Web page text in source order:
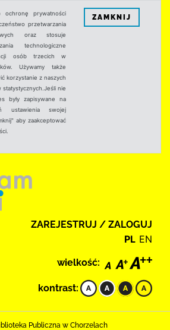
prywatności
przetwarzania
oraz stosuje
technologiczne
osób trzecich w
Używamy także
korzystanie z naszych
nie
były zapisywane na
ustawienia swojej
aby zaakceptować
ZAMKNIJ
ZAREJESTRUJ / ZALOGUJ
PL EN
wielkość:
kontrast:
Publiczna w Chorzelach